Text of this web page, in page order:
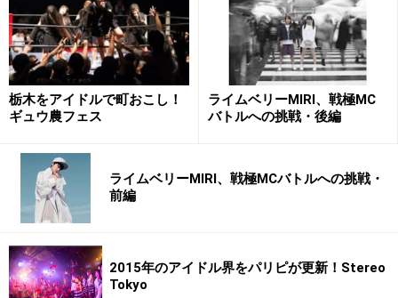
栃木をアイドルで町おこし！
ギュウ農フェス
ライムベリーMIRI、戦極MC
バトルへの挑戦・後編
ライムベリーMIRI、戦極MCバトルへの挑戦・
前編
2015年のアイドル界をパリピが更新！Stereo
Tokyo